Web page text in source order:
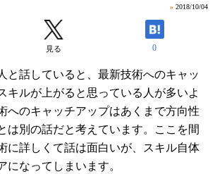
» 2018/10/04
見る 0
と話していると、最新技術へのキャッ
キルが上がると思っている人が多いよ
へのキャッチアップはあくまで方向性
は別の話だと考えています。ここを間
に詳しくて話は面白いが、スキル自体
になってしまいます。